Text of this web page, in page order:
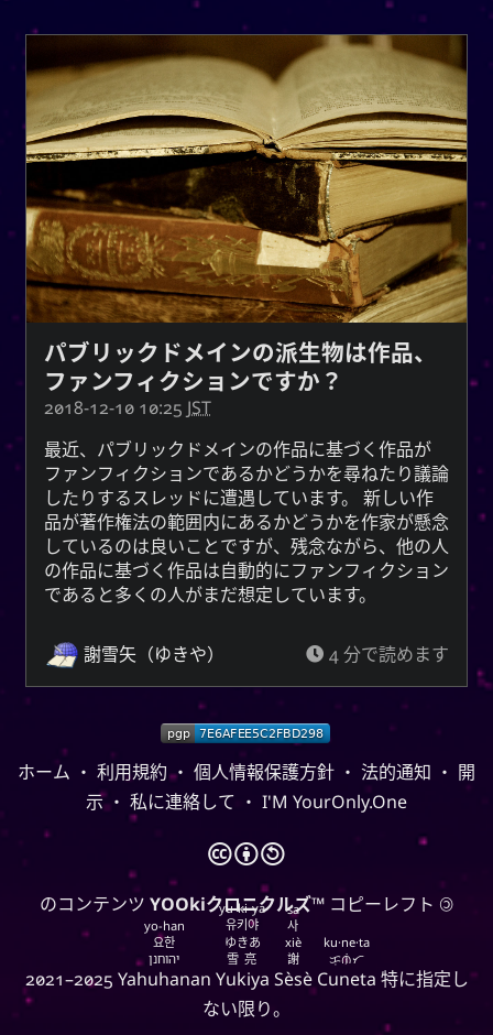
パブリックドメインの派生物は作品、
ファンフィクションですか？
2018-12-10 10:25 JST
最近、パブリックドメインの作品に基づく作品が
ファンフィクションであるかどうかを尋ねたり議論
したりするスレッドに遭遇しています。 新しい作
品が著作権法の範囲内にあるかどうかを作家が懸念
しているのは良いことですが、残念ながら、他の人
の作品に基づく作品は自動的にファンフィクション
であると多くの人がまだ想定しています。
謝雪矢（ゆきや） 4 分で読めます
ホーム ・ 利用規約・ 個人情報保護方針 ・ 法的通知 ・ 開
示・ 私に連絡して ・ I'M YourOnly.One
🅭🅯🄎
のコンテンツ YOOkiクロニクルズ™ コピーレフト 🄯
2021–2025 Yahuhanan
יהוחנן
요한
yo-han
Yukiya
雪亮
ゆきあ
유키야
yu-ki-ya
Sèsè
謝
xiè
사
sa
Cuneta
ᜃᜓᜈᜒᜆ
ku·ne·ta
特に指定し
ない限り。
注意:ネイバーPapago神経翻訳
「유」
Yoo (韓国の名前)
;
CC-BY-SA 3.0
Unported License
↩︎
雪亮（ゆきあ）ネットワーク
Snoworld
One Way Faith
techmagus
ブックマーク
YourOnly.One Linklist
Linklists Are Back
Every Day I Love You
Every Day I Love You
Boyzone